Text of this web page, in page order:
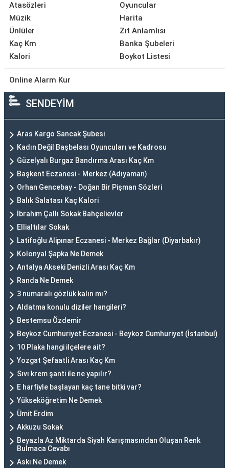
Atasözleri
Müzik
Ünlüler
Kaç Km
Kalori
Oyuncular
Harita
Zıt Anlamlısı
Banka Şubeleri
Boykot Listesi
Online Alarm Kur
SENDEYİM
Aras Kargo Sancak Şubesi
Kadın Değil Başbelası Oyuncuları ve Kadrosu
Güzelyalı Burgaz Bandırma Arası Kaç Km
Başkent Eczanesi - Merkez (Adıyaman)
Orhan Gencebay - Doğan Bir Pişman Sözleri
Balık Salatası Kaç Kalori
İbrahim Çallı Sokak Bahçelievler
Ellialtılar Sokak
Latifoğlu Alipınar Eczanesi - Merkez Bağlar (Diyarbakır)
Kolonyal Şapka Ne Demek
Antalya Akseki Denizli Arası Kaç Km
Randa Ne Demek
3 numaralı gözlük kalın mı?
Aldatma konulu diziler hangileri?
Bestemsu Özdemir
Beykoz Cumhuriyet Eczanesi - Beykoz Cumhuriyet (İstanbul)
10 Plaka hangi ilçelere ait?
Yozgat Şefaatli Arası Kaç Km
Sıvı krem şanti ile ne yapılır?
E harfiyle başlayan kaç tane bitki var?
Yükseköğretim Ne Demek
Ümit Erdim
Akkuzu Sokak
Beyazla Az Miktarda Siyah Karışmasından Oluşan Renk
Bulmaca Cevabı
Askı Ne Demek